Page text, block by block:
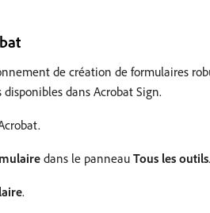
de création de formulaires
dans Acrobat Sign.
dans le panneau Tous les outils.
.